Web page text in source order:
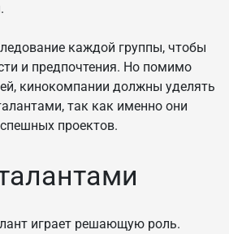
каждой группы, чтобы
и предпочтения. Но помимо
кинокомпании должны уделять
так как именно они
проектов.
играет решающую роль.